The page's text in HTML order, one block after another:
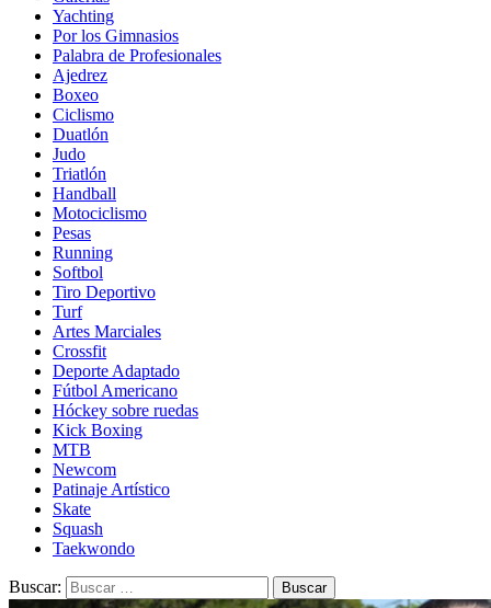
Yachting
Por los Gimnasios
Palabra de Profesionales
Ajedrez
Boxeo
Ciclismo
Duatlón
Judo
Triatlón
Handball
Motociclismo
Pesas
Running
Softbol
Tiro Deportivo
Turf
Artes Marciales
Crossfit
Deporte Adaptado
Fútbol Americano
Hóckey sobre ruedas
Kick Boxing
MTB
Newcom
Patinaje Artístico
Skate
Squash
Taekwondo
Buscar: